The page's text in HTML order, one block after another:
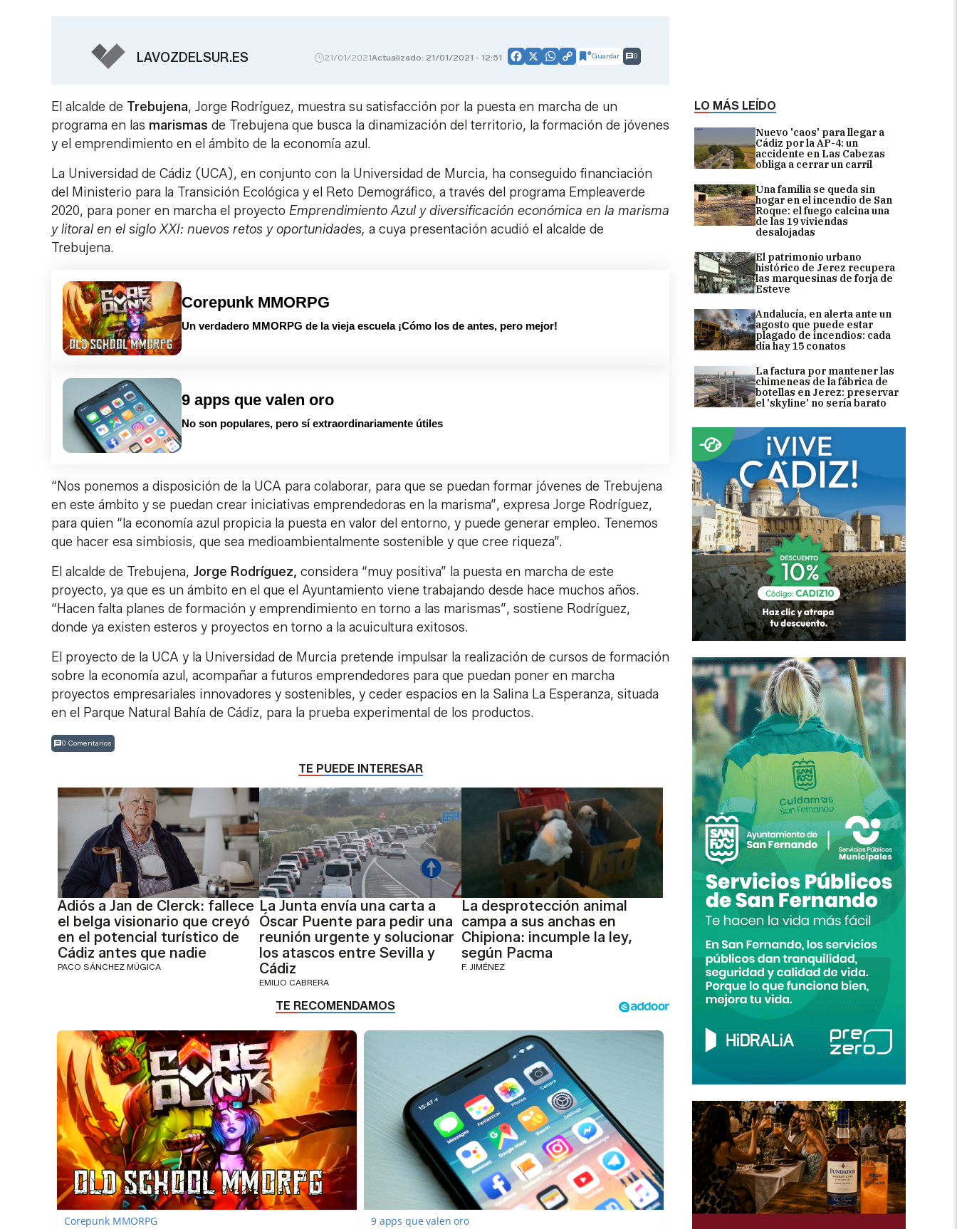
LO MÁS LEÍDO
Nuevo 'caos' para llegar a
Cádiz por la AP-4: un
accidente en Las Cabezas
obliga a cerrar un carril
Una familia se queda sin
hogar en el incendio de San
Roque: el fuego calcina una
de las 19 viviendas
desalojadas
El patrimonio urbano
histórico de Jerez recupera
las marquesinas de forja de
Esteve
Andalucía, en alerta ante un
agosto que puede estar
plagado de incendios: cada
día hay 15 conatos
La factura por mantener las
chimeneas de la fábrica de
botellas en Jerez: preservar
el 'skyline' no sería barato
LAVOZDELSUR.ES 21/01/2021Actualizado: 21/01/2021 - 12:51 Facebook
X WhatsApp
CopyGuardar 0
El alcalde de Trebujena, Jorge Rodríguez, muestra su satisfacción por la puesta en marcha de un
programa en las marismas de Trebujena que busca la dinamización del territorio, la formación de jóvenes
y el emprendimiento en el ámbito de la economía azul.
La Universidad de Cádiz (UCA), en conjunto con la Universidad de Murcia, ha conseguido financiación
del Ministerio para la Transición Ecológica y el Reto Demográfico, a través del programa Empleaverde
2020, para poner en marcha el proyecto Emprendimiento Azul y diversificación económica en la marisma
y litoral en el siglo XXI: nuevos retos y oportunidades, a cuya presentación acudió el alcalde de
Trebujena.
Corepunk MMORPG
Un verdadero MMORPG de la vieja escuela ¡Cómo los de antes, pero mejor!
9 apps que valen oro
No son populares, pero sí extraordinariamente útiles
“Nos ponemos a disposición de la UCA para colaborar, para que se puedan formar jóvenes de Trebujena
en este ámbito y se puedan crear iniciativas emprendedoras en la marisma”, expresa Jorge Rodríguez,
para quien “la economía azul propicia la puesta en valor del entorno, y puede generar empleo. Tenemos
que hacer esa simbiosis, que sea medioambientalmente sostenible y que cree riqueza”.
El alcalde de Trebujena, Jorge Rodríguez, considera “muy positiva” la puesta en marcha de este
proyecto, ya que es un ámbito en el que el Ayuntamiento viene trabajando desde hace muchos años.
“Hacen falta planes de formación y emprendimiento en torno a las marismas”, sostiene Rodríguez,
donde ya existen esteros y proyectos en torno a la acuicultura exitosos.
El proyecto de la UCA y la Universidad de Murcia pretende impulsar la realización de cursos de formación
sobre la economía azul, acompañar a futuros emprendedores para que puedan poner en marcha
proyectos empresariales innovadores y sostenibles, y ceder espacios en la Salina La Esperanza, situada
en el Parque Natural Bahía de Cádiz, para la prueba experimental de los productos.
0 Comentarios
TE PUEDE INTERESAR
Adiós a Jan de Clerck: fallece
el belga visionario que creyó
en el potencial turístico de
Cádiz antes que nadie
PACO SÁNCHEZ MÚGICA
La Junta envía una carta a
Óscar Puente para pedir una
reunión urgente y solucionar
los atascos entre Sevilla y
Cádiz
EMILIO CABRERA
La desprotección animal
campa a sus anchas en
Chipiona: incumple la ley,
según Pacma
F. JIMÉNEZ
Corepunk MMORPG 9 apps que valen oro